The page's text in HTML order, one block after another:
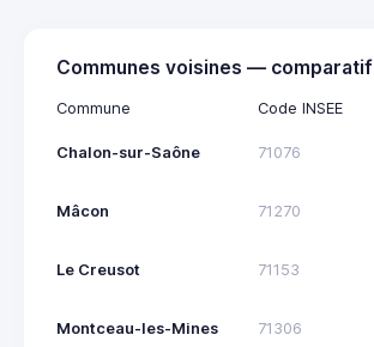
Communes voisines — comparatif
Commune Code INSEE
Chalon-sur-Saône 71076
Mâcon 71270
Le Creusot 71153
Montceau-les-Mines 71306